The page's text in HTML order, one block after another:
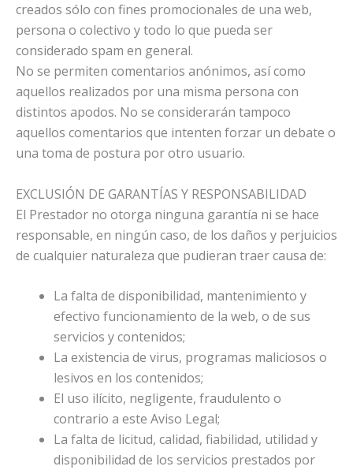
creados sólo con fines promocionales de una web,
persona o colectivo y todo lo que pueda ser
considerado spam en general.
No se permiten comentarios anónimos, así como
aquellos realizados por una misma persona con
distintos apodos. No se considerarán tampoco
aquellos comentarios que intenten forzar un debate o
una toma de postura por otro usuario.
EXCLUSIÓN DE GARANTÍAS Y RESPONSABILIDAD
El Prestador no otorga ninguna garantía ni se hace
responsable, en ningún caso, de los daños y perjuicios
de cualquier naturaleza que pudieran traer causa de:
La falta de disponibilidad, mantenimiento y
efectivo funcionamiento de la web, o de sus
servicios y contenidos;
La existencia de virus, programas maliciosos o
lesivos en los contenidos;
El uso ilícito, negligente, fraudulento o
contrario a este Aviso Legal;
La falta de licitud, calidad, fiabilidad, utilidad y
disponibilidad de los servicios prestados por